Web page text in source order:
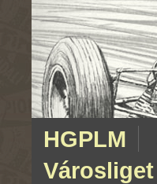
HGPLM
Városliget